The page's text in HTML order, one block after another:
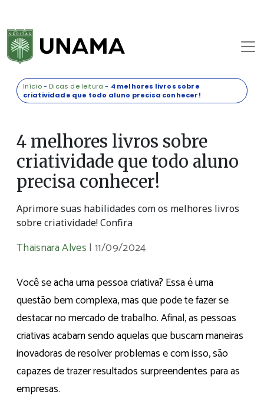
Início- Dicas de leitura - 4 melhores livros sobre
criatividade que todo aluno precisa conhecer!
4 melhores livros sobre
criatividade que todo aluno
precisa conhecer!
Aprimore suas habilidades com os melhores livros
sobre criatividade! Confira
Thaisnara Alves |11/09/2024
Você se acha uma pessoa criativa? Essa é uma
questão bem complexa, mas que pode te fazer se
destacar no mercado de trabalho. Afinal, as pessoas
criativas acabam sendo aquelas que buscam maneiras
inovadoras de resolver problemas e com isso, são
capazes de trazer resultados surpreendentes para as
empresas.